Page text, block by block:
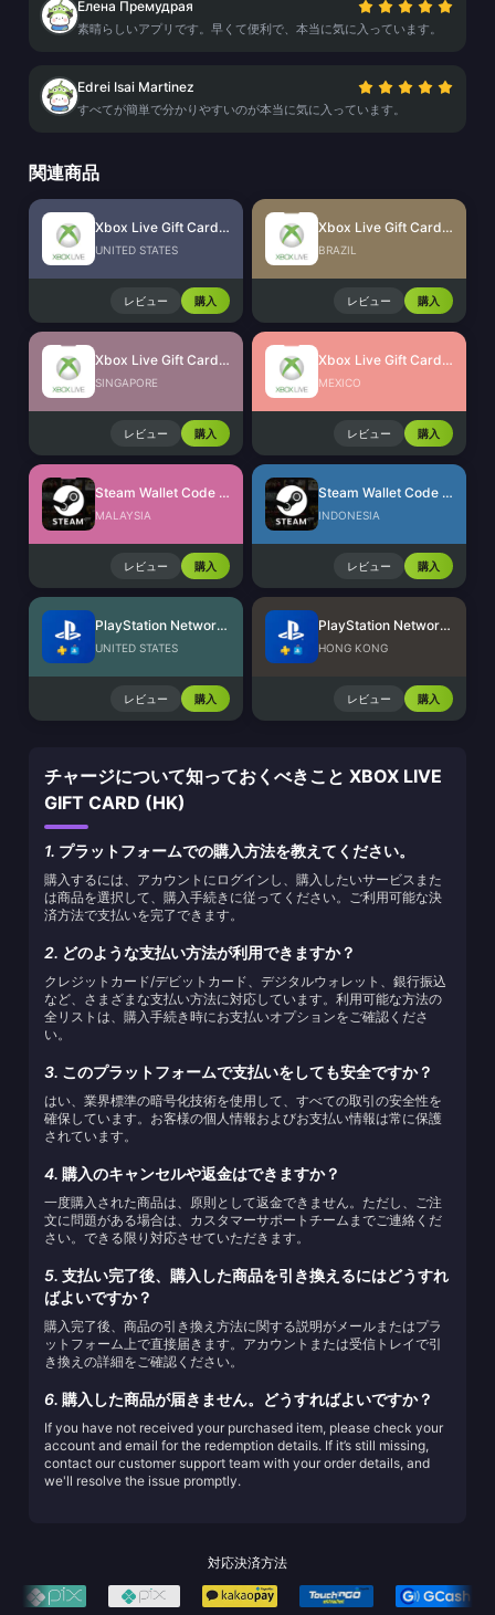
Елена Премудрая
素晴らしいアプリです。早くて便利で、本当に気に入っています。
Edrei Isai Martinez
すべてが簡単で分かりやすいのが本当に気に入っています。
関連商品
Xbox Live Gift Card (US)
UNITED STATES
レビュー 購入
Xbox Live Gift Card (BR)
BRAZIL
レビュー 購入
Xbox Live Gift Card (SG)
SINGAPORE
レビュー 購入
Xbox Live Gift Card (MX)
MEXICO
レビュー 購入
Steam Wallet Code (MYR)
MALAYSIA
レビュー 購入
Steam Wallet Code (IDR)
INDONESIA
レビュー 購入
PlayStation Network Card (US)
UNITED STATES
レビュー 購入
PlayStation Network Card (HK)
HONG KONG
レビュー 購入
チャージについて知っておくべきこと XBOX LIVE
GIFT CARD (HK)
1. プラットフォームでの購入方法を教えてください。
購入するには、アカウントにログインし、購入したいサービスまた
は商品を選択して、購入手続きに従ってください。ご利用可能な決
済方法で支払いを完了できます。
2. どのような支払い方法が利用できますか？
クレジットカード/デビットカード、デジタルウォレット、銀行振込
など、さまざまな支払い方法に対応しています。利用可能な方法の
全リストは、購入手続き時にお支払いオプションをご確認くださ
い。
3. このプラットフォームで支払いをしても安全ですか？
はい、業界標準の暗号化技術を使用して、すべての取引の安全性を
確保しています。お客様の個人情報およびお支払い情報は常に保護
されています。
4. 購入のキャンセルや返金はできますか？
一度購入された商品は、原則として返金できません。ただし、ご注
文に問題がある場合は、カスタマーサポートチームまでご連絡くだ
さい。できる限り対応させていただきます。
5. 支払い完了後、購入した商品を引き換えるにはどうすれ
ばよいですか？
購入完了後、商品の引き換え方法に関する説明がメールまたはプラ
ットフォーム上で直接届きます。アカウントまたは受信トレイで引
き換えの詳細をご確認ください。
6. 購入した商品が届きません。どうすればよいですか？
If you have not received your purchased item, please check your
account and email for the redemption details. If it’s still missing,
contact our customer support team with your order details, and
we'll resolve the issue promptly.
対応決済方法